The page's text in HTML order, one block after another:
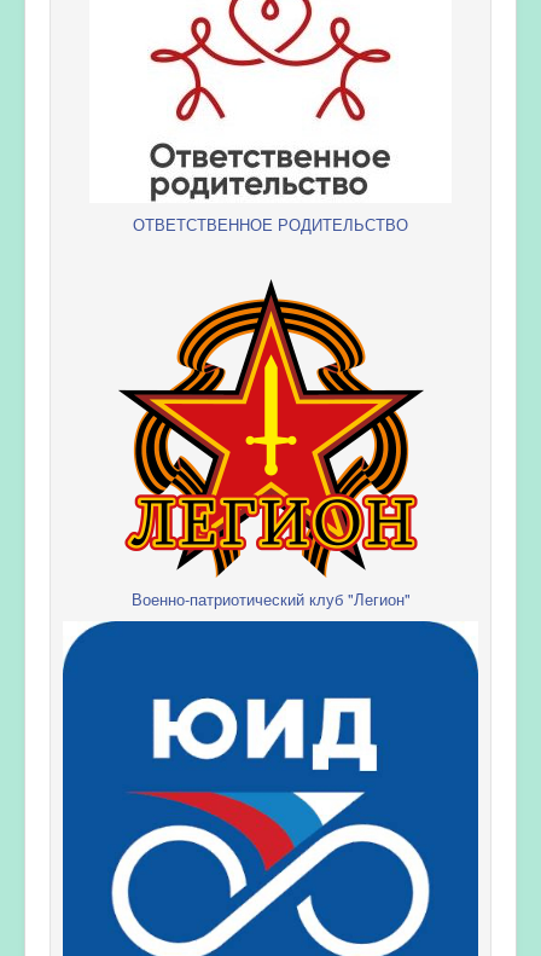
ОТВЕТСТВЕННОЕ РОДИТЕЛЬСТВО
Военно-патриотический клуб "Легион"